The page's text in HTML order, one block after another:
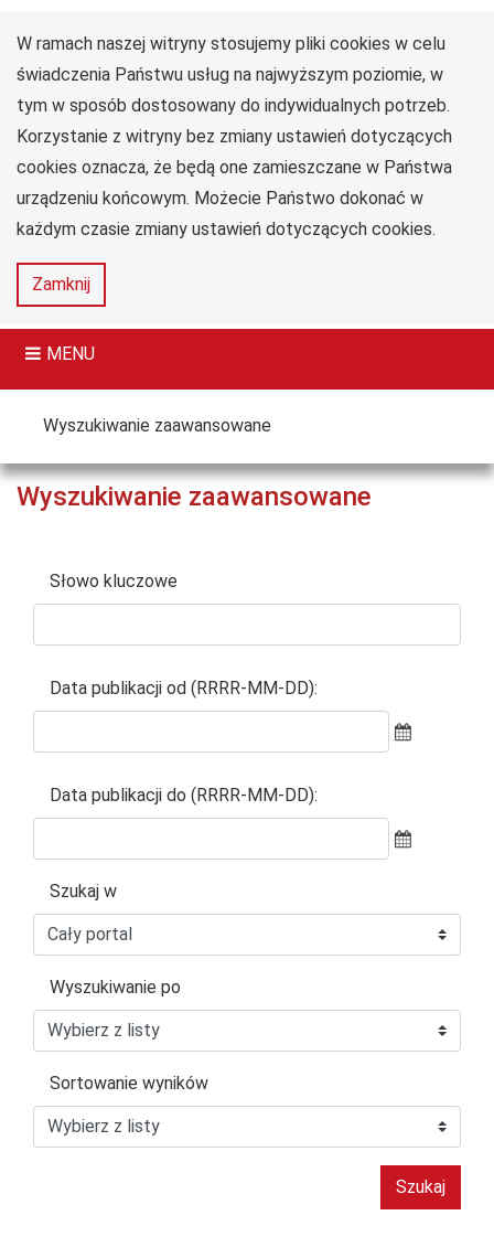
W ramach naszej witryny stosujemy pliki cookies w celu
świadczenia Państwu usług na najwyższym poziomie, w
tym w sposób dostosowany do indywidualnych potrzeb.
Korzystanie z witryny bez zmiany ustawień dotyczących
cookies oznacza, że będą one zamieszczane w Państwa
urządzeniu końcowym. Możecie Państwo dokonać w
każdym czasie zmiany ustawień dotyczących cookies.
Zamknij
Przejdź do głównego menu
Przejdź do treści
Przejdź do wyszukiwarki
Przejdź do mapy serwisu
Uniwersytet
Jana Długosza
w Częstochowie
Collegium Medicum
im. dr. Władysława
Biegańskiego
MENU
Tutaj jesteś
Wyszukiwanie zaawansowane
Wyszukiwanie zaawansowane
Wyszukiwarka
Słowo kluczowe
Data publikacji od (RRRR-MM-DD):
Data publikacji do (RRRR-MM-DD):
Szukaj w
Wyszukiwanie po
Sortowanie wyników